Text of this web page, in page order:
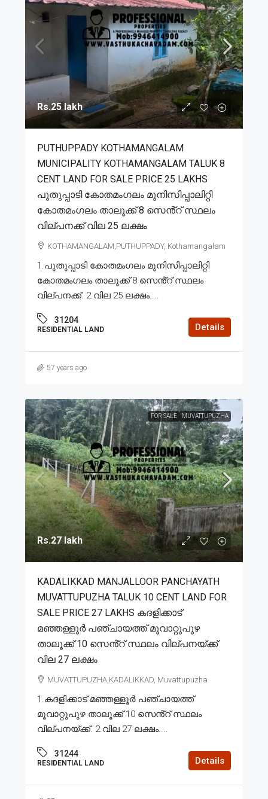
Rs.25 lakh
PUTHUPPADY KOTHAMANGALAM
MUNICIPALITY KOTHAMANGALAM TALUK 8
CENT LAND FOR SALE PRICE 25 LAKHS
പുതുപ്പാടി കോതമംഗലം മുനിസിപ്പാലിറ്റി
കോതമംഗലം താലൂക്ക് 8 സെൻ്റ് സ്ഥലം
വില്പനക്ക് വില 25 ലക്ഷം
KOTHAMANGALAM,PUTHUPPADY, Kothamangalam
1.പുതുപ്പാടി കോതമംഗലം മുനിസിപ്പാലിറ്റി
കോതമംഗലം താലൂക്ക് 8 സെൻ്റ് സ്ഥലം
വില്പനക്ക്. 2.വില 25 ലക്ഷം....
31204
RESIDENTIAL LAND Details
57 years ago
FOR SALE MUVATTUPUZHA
Rs.27 lakh
KADALIKKAD MANJALLOOR PANCHAYATH
MUVATTUPUZHA TALUK 10 CENT LAND FOR
SALE PRICE 27 LAKHS കദളിക്കാട്
മഞ്ഞള്ളൂർ പഞ്ചായത്ത് മൂവാറ്റുപുഴ
താലൂക്ക് 10 സെൻ്റ് സ്ഥലം വില്പനയ്ക്ക്
വില 27 ലക്ഷം
MUVATTUPUZHA,KADALIKKAD, Muvattupuzha
1.കദളിക്കാട് മഞ്ഞള്ളൂർ പഞ്ചായത്ത്
മൂവാറ്റുപുഴ താലൂക്ക് 10 സെൻ്റ് സ്ഥലം
വില്പനയ്ക്ക്. 2.വില 27 ലക്ഷം....
31244
RESIDENTIAL LAND Details